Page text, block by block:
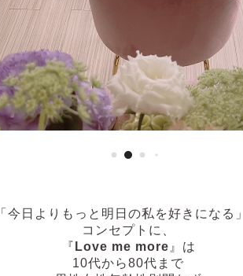
「今日よりもっと明日の私を好きになる」
コンセプトに、
『 Love me more 』は
10代から80代まで